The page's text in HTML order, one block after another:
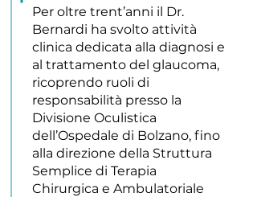
Per oltre trent’anni il Dr.
Bernardi ha svolto attività
clinica dedicata alla diagnosi e
al trattamento del glaucoma,
ricoprendo ruoli di
responsabilità presso la
Divisione Oculistica
dell’Ospedale di Bolzano, fino
alla direzione della Struttura
Semplice di Terapia
Chirurgica e Ambulatoriale